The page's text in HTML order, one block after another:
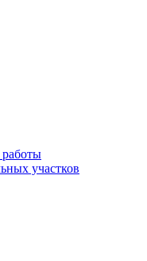
работы
участков